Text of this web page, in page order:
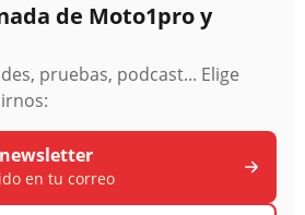
de Moto1pro y
pruebas, podcast... Elige
en tu correo